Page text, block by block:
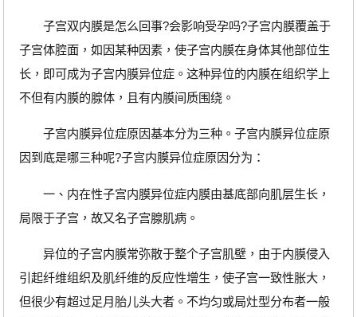
子宫双内膜是怎么回事?会影响受孕吗?子宫内膜覆盖于
子宫体腔面，如因某种因素，使子宫内膜在身体其他部位生
长，即可成为子宫内膜异位症。这种异位的内膜在组织学上
不但有内膜的腺体，且有内膜间质围绕。
子宫内膜异位症原因基本分为三种。子宫内膜异位症原
因到底是哪三种呢?子宫内膜异位症原因分为：
一、内在性子宫内膜异位症内膜由基底部向肌层生长，
局限于子宫，故又名子宫腺肌病。
异位的子宫内膜常弥散于整个子宫肌壁，由于内膜侵入
引起纤维组织及肌纤维的反应性增生，使子宫一致性胀大，
但很少有超过足月胎儿头大者。不均匀或局灶型分布者一般